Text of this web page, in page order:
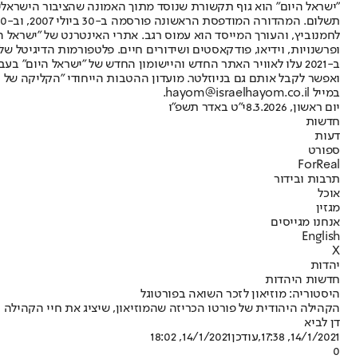
"ישראל היום" הוא גוף תקשורת שנוסד מתוך האמונה שהציבור
ופרשנויות, וידיאו, פודקאסטים ושידורים חיים. פלטפורמות הדיגיטל
ב-2021 עלו לאוויר האתר החדש והיישומון החדש של "ישראל
ואפשר לקבל אותם גם בניוזלטר. מועדון ההטבות הייחודי "הקליקה
במייל hayom@israelhayom.co.il.
יום ראשון, 8.3.2026
י"ט באדר תשפ"ו
חדשות
דעות
ספורט
ForReal
תרבות ובידור
אוכל
מגזין
אנחנו מגייסים
English
X
יהדות
חדשות היהדות
היסטוריה: מוזיאון לזכר השואה בפורטוגל
הקהילה היהודית של פורטו הכריזה שהמוזיאון, שיציג את חיי
דן לביא
14/1/2021, 17:38
,עודכן14/1/2021, 18:02
0